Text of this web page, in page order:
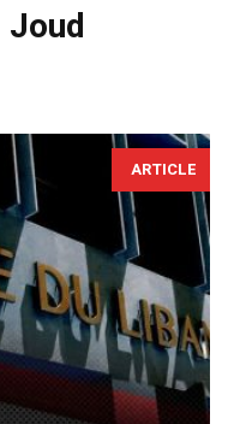
Joud
ARTICLE